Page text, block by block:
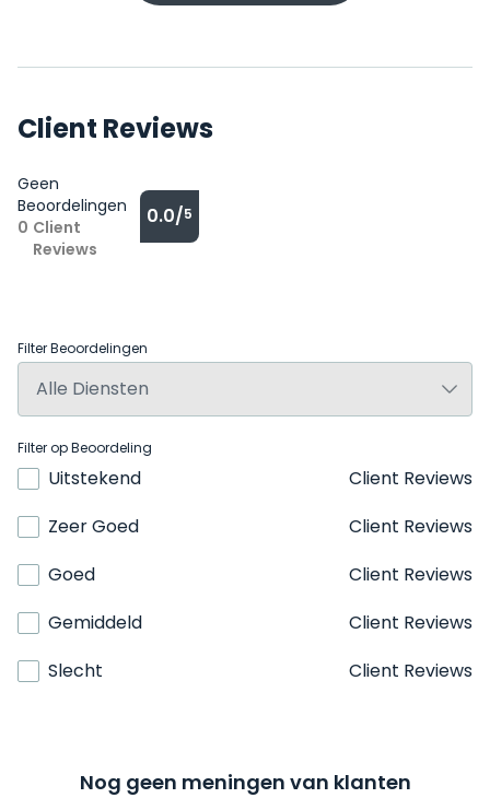
Client Reviews
Geen
Beoordelingen
0 Client
Reviews
0.0/5
Filter Beoordelingen
Filter op Beoordeling
Uitstekend
Client Reviews
Zeer Goed
Client Reviews
Goed
Client Reviews
Gemiddeld
Client Reviews
Slecht
Client Reviews
Nog geen meningen van klanten